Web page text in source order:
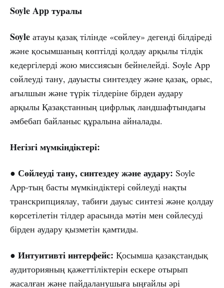
Soyle App туралы
Soyle атауы қазақ тілінде «сөйлеу» дегенді білдіреді
және қосымшаның көптілді қолдау арқылы тілдік
кедергілерді жою миссиясын бейнелейді. Soyle App
сөйлеуді тану, дауысты синтездеу және қазақ, орыс,
ағылшын және түрік тілдеріне бірден аудару
арқылы Қазақстанның цифрлық ландшафтындағы
әмбебап байланыс құралына айналады.
Негізгі мүмкіндіктері:
● Сөйлеуді тану, синтездеу және аудару: Soyle
App-тың басты мүмкіндіктері сөйлеуді нақты
транскрипциялау, табиғи дауыс синтезі және қолдау
көрсетілетін тілдер арасында мәтін мен сөйлесуді
бірден аудару қызметін қамтиды.
● Интуитивті интерфейс: Қосымша қазақстандық
аудиторияның қажеттіліктерін ескере отырып
жасалған және пайдаланушыға ыңғайлы әрі